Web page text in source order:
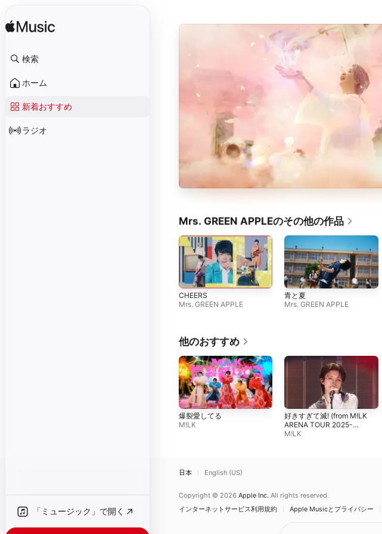
検索
ホーム
新着おすすめ
ラジオ
「ミュージック」で開く
Mrs. GREEN APPLEのその他の作品
CHEERS
Mrs. GREEN APPLE
青と夏
Mrs. GREEN APPLE
他のおすすめ
爆裂愛してる
M!LK
好きすぎて滅! (from M!LK
ARENA TOUR 2025-
2026「SMILE POP!」 LIVE
M!LK
日本 English (US)
Copyright © 2026 Apple Inc. All rights reserved.
インターネットサービス利用規約
Apple Musicとプライバシー